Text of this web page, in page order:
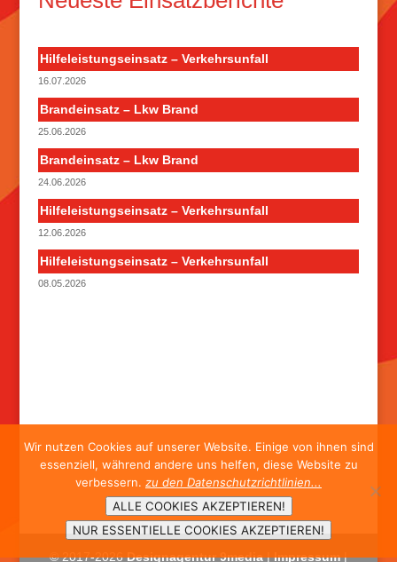
Hilfeleistungseinsatz – Verkehrsunfall
16.07.2026
Brandeinsatz – Lkw Brand
25.06.2026
Brandeinsatz – Lkw Brand
24.06.2026
Hilfeleistungseinsatz – Verkehrsunfall
12.06.2026
Hilfeleistungseinsatz – Verkehrsunfall
08.05.2026
© 2017-2026 Designagentur 9media|Impressum|
Wir nutzen Cookies auf unserer Website. Einige von ihnen sind
essenziell, während andere uns helfen, diese Website zu
verbessern. zu den Datenschutzrichtlinien...
ALLE COOKIES AKZEPTIEREN!
NUR ESSENTIELLE COOKIES AKZEPTIEREN!